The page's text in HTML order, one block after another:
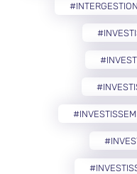
#INTERGESTION